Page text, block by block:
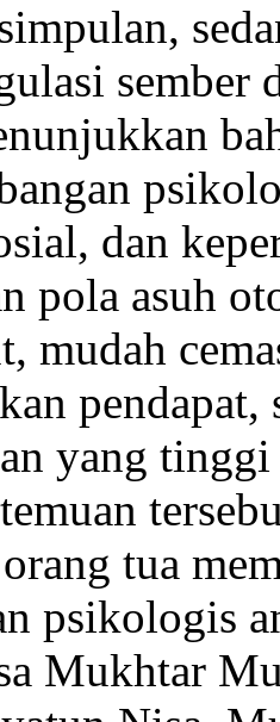
sember
dan
pola asuh
mudah
yang
tua
psikologis
Mukhtar